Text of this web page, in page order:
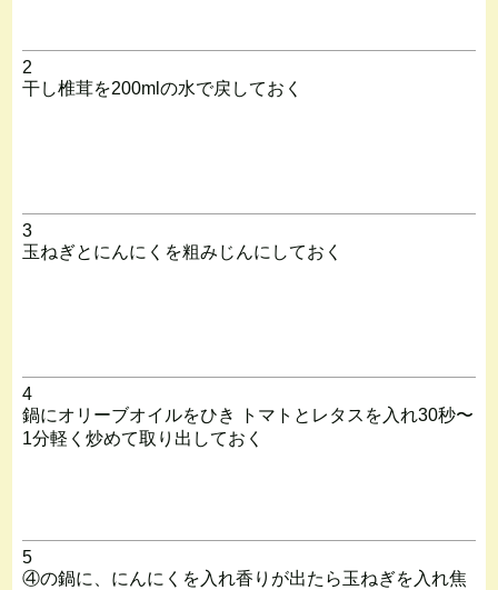
2
干し椎茸を200mlの水で戻しておく
3
玉ねぎとにんにくを粗みじんにしておく
4
鍋にオリーブオイルをひき トマトとレタスを入れ30秒〜
1分軽く炒めて取り出しておく
5
④の鍋に、にんにくを入れ香りが出たら玉ねぎを入れ焦